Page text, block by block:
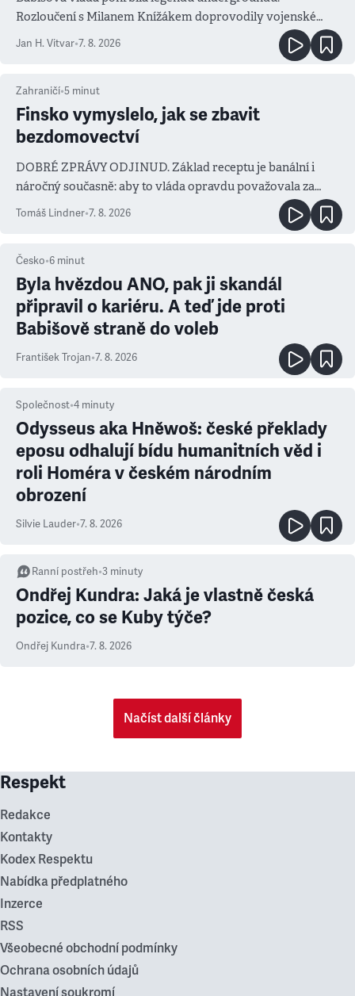
Rozloučení s Milanem Knížákem doprovodily vojenské
Jan H. Vitvar•7. 8. 2026
Zahraničí•5 minut
Finsko vymyslelo, jak se zbavit
bezdomovectví
DOBRÉ ZPRÁVY ODJINUD. Základ receptu je banální i
náročný současně: aby to vláda opravdu považovala za
Tomáš Lindner•7. 8. 2026
Česko•6 minut
Byla hvězdou ANO, pak ji skandál
připravil o kariéru. A teď jde proti
Babišově straně do voleb
František Trojan•7. 8. 2026
Společnost•4 minuty
Odysseus aka Hněwoš: české překlady
eposu odhalují bídu humanitních věd i
roli Homéra v českém národním
obrození
Silvie Lauder•7. 8. 2026
Ranní postřeh•3 minuty
Ondřej Kundra: Jaká je vlastně česká
pozice, co se Kuby týče?
Ondřej Kundra•7. 8. 2026
Načíst další články
Respekt
Redakce
Kontakty
Kodex Respektu
Nabídka předplatného
Inzerce
RSS
Všeobecné obchodní podmínky
Ochrana osobních údajů
Nastavení soukromí